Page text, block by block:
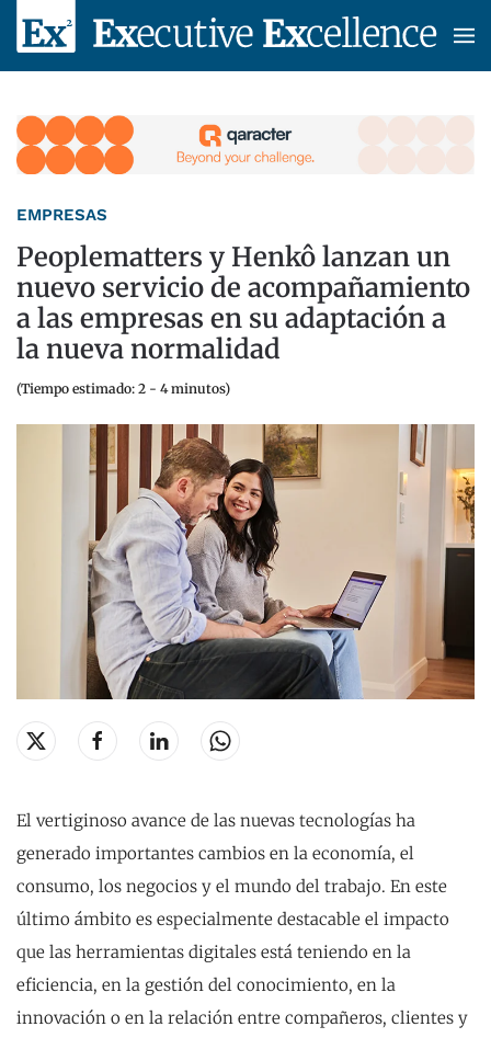
Skip to main content
EMPRESAS
Peoplematters y Henkô lanzan un
nuevo servicio de acompañamiento
a las empresas en su adaptación a
la nueva normalidad
(Tiempo estimado: 2 - 4 minutos)
El vertiginoso avance de las nuevas tecnologías ha
generado importantes cambios en la economía, el
consumo, los negocios y el mundo del trabajo. En este
último ámbito es especialmente destacable el impacto
que las herramientas digitales está teniendo en la
eficiencia, en la gestión del conocimiento, en la
innovación o en la relación entre compañeros, clientes y